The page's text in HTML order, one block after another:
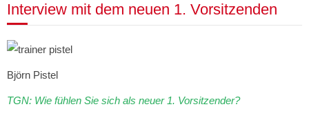
Interview mit dem neuen 1. Vorsitzenden
Björn Pistel
TGN: Wie fühlen Sie sich als neuer 1. Vorsitzender?